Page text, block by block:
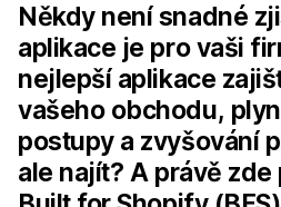
Někdy není snadné
aplikace je pro vaši
nejlepší aplikace
vašeho obchodu,
postupy a zvyšování
ale najít? A právě